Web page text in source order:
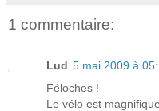
1 commentaire:
Lud 5 mai 2009 à
Féloches !
Le vélo est